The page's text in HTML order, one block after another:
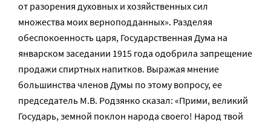
от разорения духовных и хозяйственных сил
множества моих верноподданных». Разделяя
обеспокоенность царя, Государственная Дума на
январском заседании 1915 года одобрила запрещение
продажи спиртных напитков. Выражая мнение
большинства членов Думы по этому вопросу, ее
председатель М.В. Родзянко сказал: «Прими, великий
Государь, земной поклон народа своего! Народ твой